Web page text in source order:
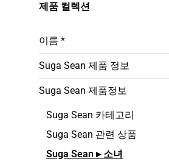
제품 컬렉션
이름 *
Suga Sean 제품 정보
Suga Sean 제품정보
Suga Sean 카테고리
Suga Sean 관련 상품
Suga Sean ▸ 소녀